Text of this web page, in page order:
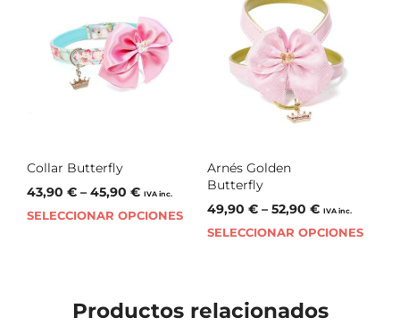
Collar Butterfly
43,90 € – 45,90 € IVA inc.
SELECCIONAR OPCIONES
Arnés Golden
Butterfly
49,90 €– 52,90 € IVA inc.
SELECCIONAR OPCIONES
Productos relacionados